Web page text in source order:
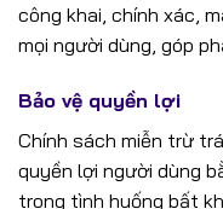
công khai, chính xác,
mọi người dùng, góp
Bảo vệ quyền lợi
Chính sách miễn trừ
quyền lợi người dùng
trong tình huống bất